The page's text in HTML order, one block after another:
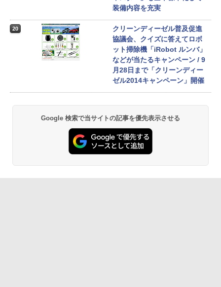
装備内容を充実
20
クリーンディーゼル普及促進
協議会、クイズに答えてロボ
ット掃除機「iRobot ルンバ」
などが当たるキャンペーン / 9
月28日まで「クリーンディー
ゼル2014キャンペーン」開催
Google 検索で当サイトの記事を優先表示させる